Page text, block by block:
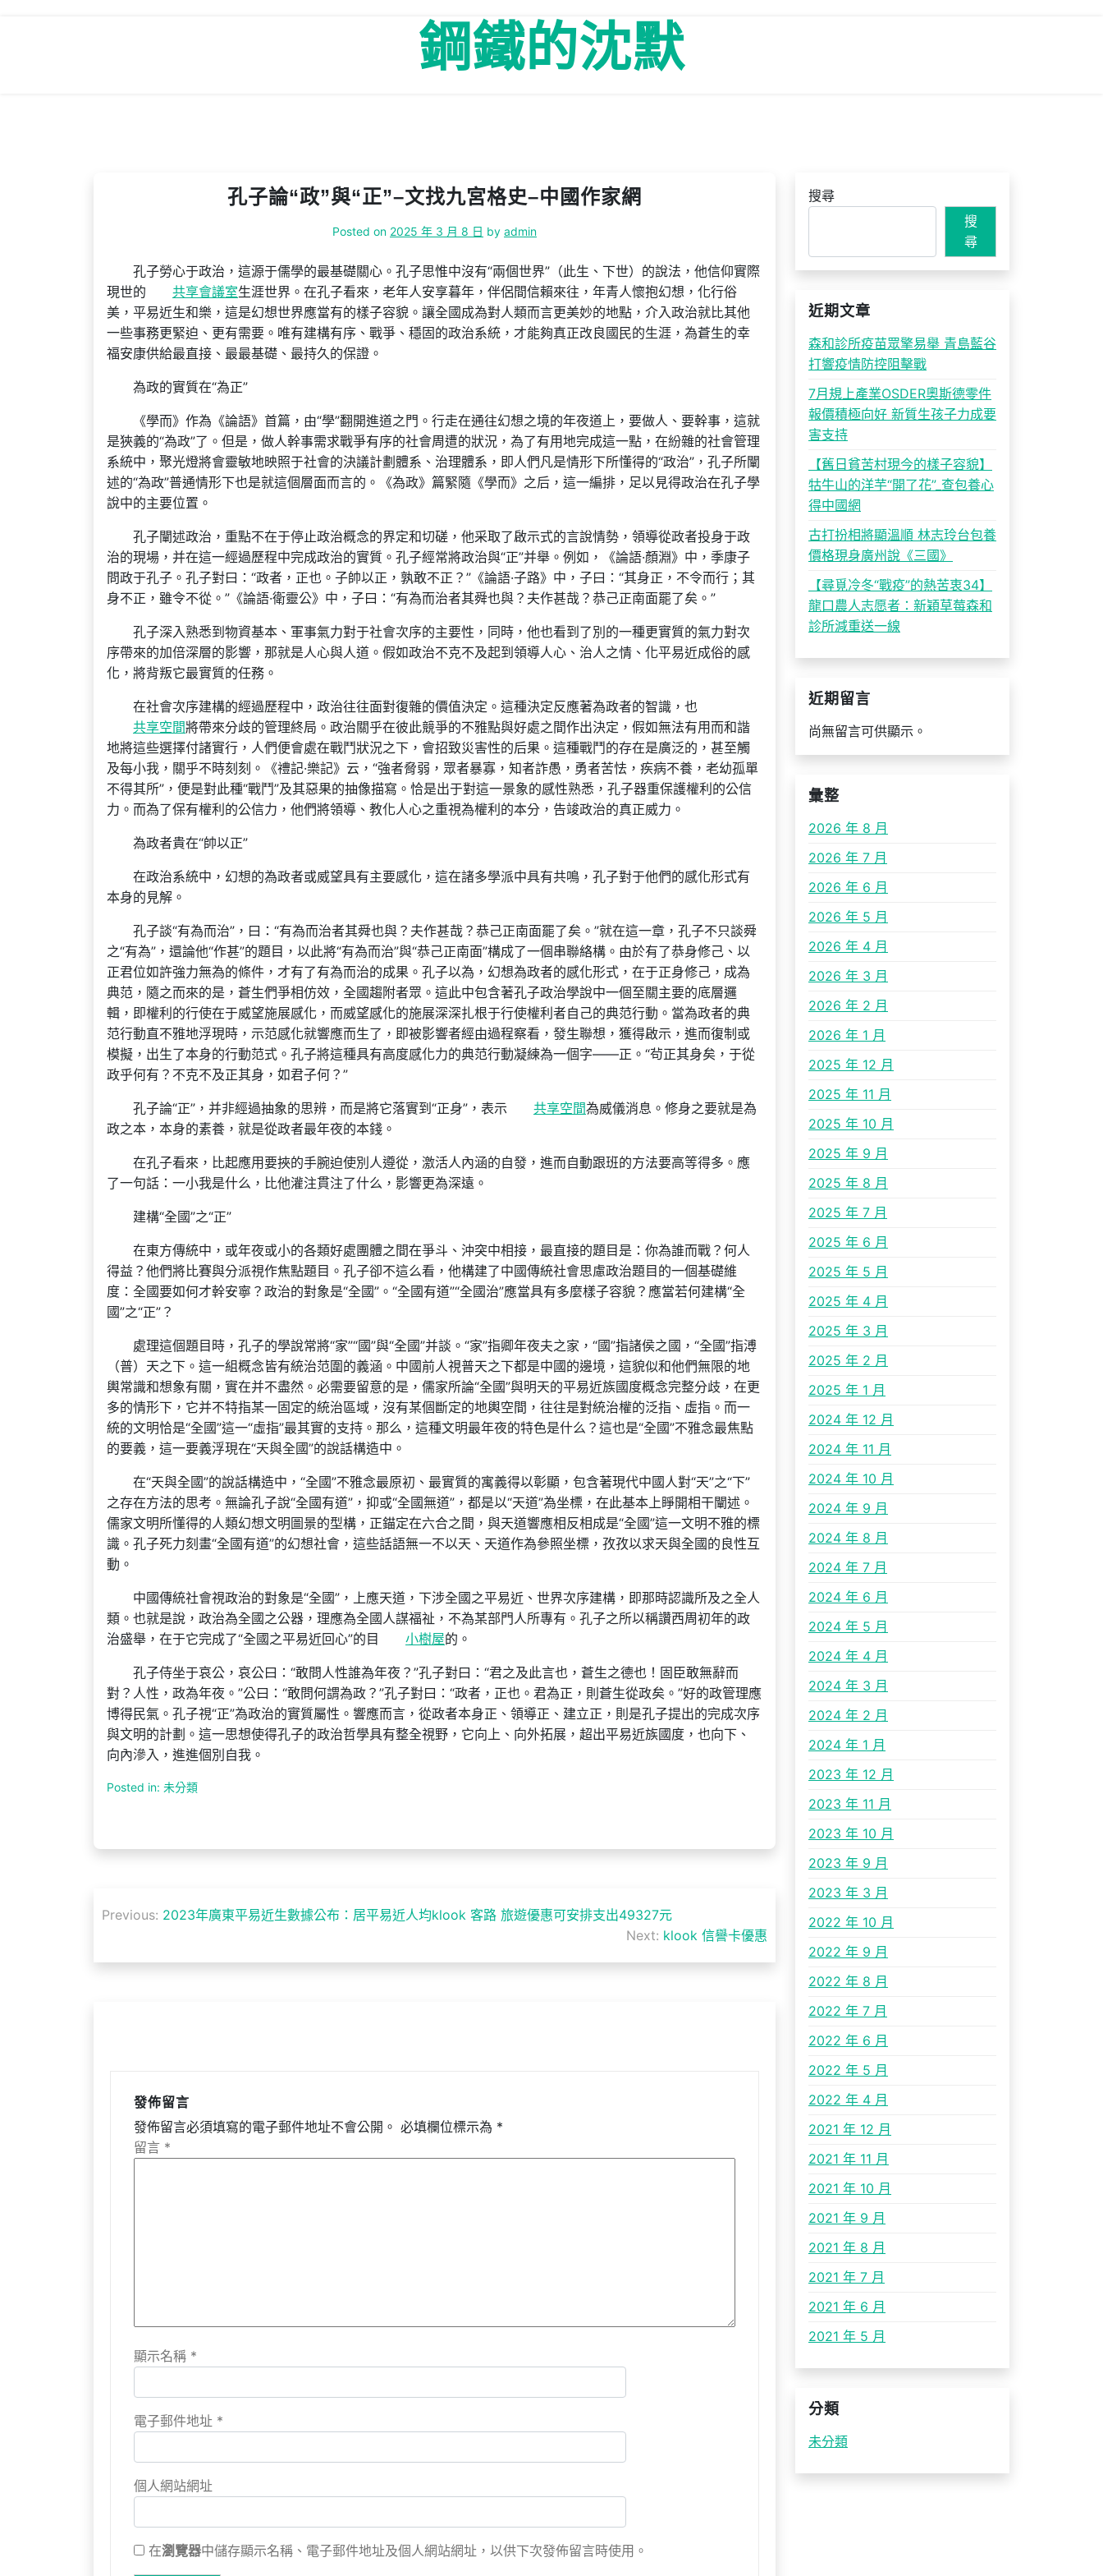
鋼鐵的沈默
孔子論“政”與“正”–文找九宮格史–中國作家網
Posted on 2025 年 3 月 8 日 by admin
孔子勞心于政治，這源于儒學的最基礎關心。孔子思惟中沒有“兩個世界”（此生、下世）的說法，他信仰實際
現世的
共享會議室生涯世界。在孔子看來，老年人安享暮年，伴侶間信賴來往，年青人懷抱幻想，化行俗
美，平易近生和樂，這是幻想世界應當有的樣子容貌。讓全國成為對人類而言更美妙的地點，介入政治就比其他
一些事務更緊迫、更有需要。唯有建構有序、戰爭、穩固的政治系統，才能夠真正改良國民的生涯，為蒼生的幸
福安康供給最直接、最最基礎、最持久的保證。
為政的實質在“為正”
《學而》作為《論語》首篇，由“學”翻開進道之門。行走在通往幻想之境的年夜道上，要做人、要幹事，這就
是狹義的“為政”了。但是，做人幹事需求戰爭有序的社會周遭的狀況，為了有用地完成這一點，在紛雜的社會管理
系統中，聚光燈將會靈敏地映照于社會的決議計劃體系、治理體系，即人們凡是情形下所懂得的“政治”，孔子所闡
述的“為政”普通情形下也是就這個層面而言的。《為政》篇緊隨《學而》之后，這一編排，足以見得政治在孔子學
說中的主要位置。
孔子闡述政治，重點不在于停止政治概念的界定和切磋，他采取了啟示式的言說情勢，領導從政者投身于政
治的現場，并在這一經過歷程中完成政治的實質。孔子經常將政治與“正”并舉。例如，《論語·顏淵》中，季康子
問政于孔子。孔子對曰：“政者，正也。子帥以正，孰敢不正？”《論語·子路》中，子曰：“其身正，不令而行；其
身不正，雖令不從。”《論語·衛靈公》中，子曰：“有為而治者其舜也與？夫作甚哉？恭己正南面罷了矣。”
孔子深入熟悉到物資基本、軍事氣力對于社會次序的主要性，同時，他也看到了別的一種更實質的氣力對次
序帶來的加倍深層的影響，那就是人心與人道。假如政治不克不及起到領導人心、治人之情、化平易近成俗的感
化，將背叛它最實質的任務。
在社會次序建構的經過歷程中，政治往往面對復雜的價值決定。這種決定反應著為政者的智識，也
共享空間將帶來分歧的管理終局。政治關乎在彼此競爭的不雅點與好處之間作出決定，假如無法有用而和諧
地將這些選擇付諸實行，人們便會處在戰鬥狀況之下，會招致災害性的后果。這種戰鬥的存在是廣泛的，甚至觸
及每小我，關乎不時刻刻。《禮記·樂記》云，“強者脅弱，眾者暴寡，知者詐愚，勇者苦怯，疾病不養，老幼孤單
不得其所”，便是對此種“戰鬥”及其惡果的抽像描寫。恰是出于對這一景象的感性熟悉，孔子器重保護權利的公信
力。而為了保有權利的公信力，他們將領導、教化人心之重視為權利的本分，告竣政治的真正威力。
為政者貴在“帥以正”
在政治系統中，幻想的為政者或威望具有主要感化，這在諸多學派中具有共鳴，孔子對于他們的感化形式有
本身的見解。
孔子談“有為而治”，曰：“有為而治者其舜也與？夫作甚哉？恭己正南面罷了矣。”就在這一章，孔子不只談舜
之“有為”，還論他“作甚”的題目，以此將“有為而治”與“恭己正南面”構成了一個串聯絡構。由於有了恭身修己、以
正君位如許強力無為的條件，才有了有為而治的成果。孔子以為，幻想為政者的感化形式，在于正身修己，成為
典范，隨之而來的是，蒼生們爭相仿效，全國趨附者眾。這此中包含著孔子政治學說中一個至關主要的底層邏
輯，即權利的行使在于威望施展感化，而威望感化的施展深深扎根于行使權利者自己的典范行動。當為政者的典
范行動直不雅地浮現時，示范感化就響應而生了，即被影響者經由過程察看，發生聯想，獲得啟示，進而復制或
模擬，出生了本身的行動范式。孔子將這種具有高度感化力的典范行動凝練為一個字——正。“茍正其身矣，于從
政乎何有？不克不及正其身，如君子何？”
孔子論“正”，并非經過抽象的思辨，而是將它落實到“正身”，表示 共享空間為威儀消息。修身之要就是為
政之本，本身的素養，就是從政者最年夜的本錢。
在孔子看來，比起應用要挾的手腕迫使別人遵從，激活人內涵的自發，進而自動跟班的方法要高等得多。應
了一句話：一小我是什么，比他灌注貫注了什么，影響更為深遠。
建構“全國”之“正”
在東方傳統中，或年夜或小的各類好處團體之間在爭斗、沖突中相接，最直接的題目是：你為誰而戰？何人
得益？他們將比賽與分派視作焦點題目。孔子卻不這么看，他構建了中國傳統社會思慮政治題目的一個基礎維
度：全國要如何才幹安寧？政治的對象是“全國”。“全國有道”“全國治”應當具有多麼樣子容貌？應當若何建構“全
國”之“正”？
處理這個題目時，孔子的學說常將“家”“國”與“全國”并談。“家”指卿年夜夫之家，“國”指諸侯之國，“全國”指溥
（普）天之下。這一組概念皆有統治范圍的義涵。中國前人視普天之下都是中國的邊境，這貌似和他們無限的地
輿常識和想象有關，實在并不盡然。必需要留意的是，儒家所論“全國”與明天的平易近族國度概念完整分歧，在更
多的情形下，它并不特指某一固定的統治區域，沒有某個斷定的地輿空間，往往是對統治權的泛指、虛指。而一
統的文明恰是“全國”這一“虛指”最其實的支持。那么，這種文明最年夜的特色是什么？這也是“全國”不雅念最焦點
的要義，這一要義浮現在“天與全國”的說話構造中。
在“天與全國”的說話構造中，“全國”不雅念最原初、最實質的寓義得以彰顯，包含著現代中國人對“天”之“下”
之存在方法的思考。無論孔子說“全國有道”，抑或“全國無道”，都是以“天道”為坐標，在此基本上睜開相干闡述。
儒家文明所懂得的人類幻想文明圖景的型構，正錨定在六合之間，與天道響應相反相成是“全國”這一文明不雅的標
識。孔子死力刻畫“全國有道”的幻想社會，這些話語無一不以天、天道作為參照坐標，孜孜以求天與全國的良性互
動。
中國傳統社會視政治的對象是“全國”，上應天道，下涉全國之平易近、世界次序建構，即那時認識所及之全人
類。也就是說，政治為全國之公器，理應為全國人謀福祉，不為某部門人所專有。孔子之所以稱讚西周初年的政
治盛舉，在于它完成了“全國之平易近回心”的目
小樹屋的。
孔子侍坐于哀公，哀公曰：“敢問人性誰為年夜？”孔子對曰：“君之及此言也，蒼生之德也！固臣敢無辭而
對？人性，政為年夜。”公曰：“敢問何謂為政？”孔子對曰：“政者，正也。君為正，則蒼生從政矣。”好的政管理應
博得民氣。孔子視“正”為政治的實質屬性。響應而言，從政者本身正、領導正、建立正，則是孔子提出的完成次序
與文明的計劃。這一思想使得孔子的政治哲學具有整全視野，它向上、向外拓展，超出平易近族國度，也向下、
向內滲入，進進個別自我。
Posted in: 未分類
文
導
Previous: 2023年廣東平易近生數據公布：居平易近人均klook 客路 旅遊優惠可安排支出49327元
Next: klook 信譽卡優惠
發佈留言
發佈留言必須填寫的電子郵件地址不會公開。 必填欄位標示為 *
留言 *
顯示名稱 *
電子郵件地址 *
個人網站網址
在瀏覽器中儲存顯示名稱、電子郵件地址及個人網站網址，以供下次發佈留言時使用。
搜尋
搜
尋
近期文章
森和診所疫苗眾擎易舉 青島藍谷
打響疫情防控阻擊戰
7月規上產業OSDER奧斯德零件
報價積極向好 新質生孩子力成要
害支持
【舊日貧苦村現今的樣子容貌】
牯牛山的洋芋“開了花”_查包養心
得中國網
古打扮相將顯溫順 林志玲台包養
價格現身廣州說《三國》
【尋覓冷冬“戰疫”的熱苦衷34】
龍口農人志愿者：新穎草莓森和
診所減重送一線
近期留言
尚無留言可供顯示。
彙整
2026 年 8 月
2026 年 7 月
2026 年 6 月
2026 年 5 月
2026 年 4 月
2026 年 3 月
2026 年 2 月
2026 年 1 月
2025 年 12 月
2025 年 11 月
2025 年 10 月
2025 年 9 月
2025 年 8 月
2025 年 7 月
2025 年 6 月
2025 年 5 月
2025 年 4 月
2025 年 3 月
2025 年 2 月
2025 年 1 月
2024 年 12 月
2024 年 11 月
2024 年 10 月
2024 年 9 月
2024 年 8 月
2024 年 7 月
2024 年 6 月
2024 年 5 月
2024 年 4 月
2024 年 3 月
2024 年 2 月
2024 年 1 月
2023 年 12 月
2023 年 11 月
2023 年 10 月
2023 年 9 月
2023 年 3 月
2022 年 10 月
2022 年 9 月
2022 年 8 月
2022 年 7 月
2022 年 6 月
2022 年 5 月
2022 年 4 月
2021 年 12 月
2021 年 11 月
2021 年 10 月
2021 年 9 月
2021 年 8 月
2021 年 7 月
2021 年 6 月
2021 年 5 月
分類
未分類